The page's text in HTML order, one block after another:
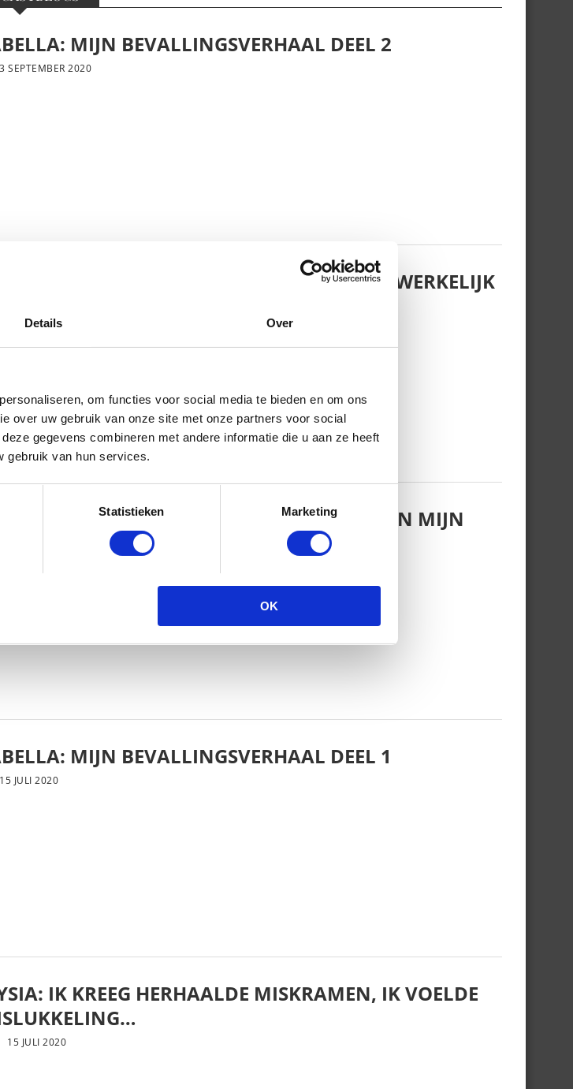
Details Over
om functies voor social media te bieden en om ons
over uw gebruik van onze site met onze partners voor social
gegevens combineren met andere informatie die u aan ze heeft
gebruik van hun services.
Statistieken Marketing
OK
MIJN BEVALLINGSVERHAAL DEEL 2
3 SEPTEMBER 2020
HET LEED DAT VOEDING HEET, WAAR WERKELIJK
AUGUSTUS 2020
OP MIJN 20E RAAKTE IK ZWANGER VAN MIJN
MIJN BEVALLINGSVERHAAL DEEL 1
15 JULI 2020
IK KREEG HERHAALDE MISKRAMEN, IK VOELDE
15 JULI 2020